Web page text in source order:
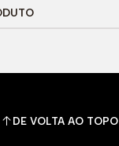
DE VOLTA AO TOPO